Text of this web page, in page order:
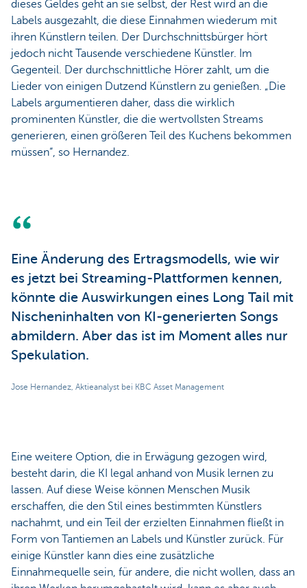
dieses Geldes geht an sie selbst, der Rest wird an die
Labels ausgezahlt, die diese Einnahmen wiederum mit
ihren Künstlern teilen. Der Durchschnittsbürger hört
jedoch nicht Tausende verschiedene Künstler. Im
Gegenteil. Der durchschnittliche Hörer zahlt, um die
Lieder von einigen Dutzend Künstlern zu genießen. „Die
Labels argumentieren daher, dass die wirklich
prominenten Künstler, die die wertvollsten Streams
generieren, einen größeren Teil des Kuchens bekommen
müssen“, so Hernandez.
Eine Änderung des Ertragsmodells, wie wir
es jetzt bei Streaming-Plattformen kennen,
könnte die Auswirkungen eines Long Tail mit
Nischeninhalten von KI-generierten Songs
abmildern. Aber das ist im Moment alles nur
Spekulation.
Jose Hernandez, Aktieanalyst bei KBC Asset Management
Eine weitere Option, die in Erwägung gezogen wird,
besteht darin, die KI legal anhand von Musik lernen zu
lassen. Auf diese Weise können Menschen Musik
erschaffen, die den Stil eines bestimmten Künstlers
nachahmt, und ein Teil der erzielten Einnahmen fließt in
Form von Tantiemen an Labels und Künstler zurück. Für
einige Künstler kann dies eine zusätzliche
Einnahmequelle sein, für andere, die nicht wollen, dass an